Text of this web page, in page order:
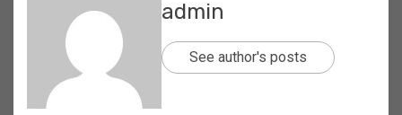
admin
See author's posts